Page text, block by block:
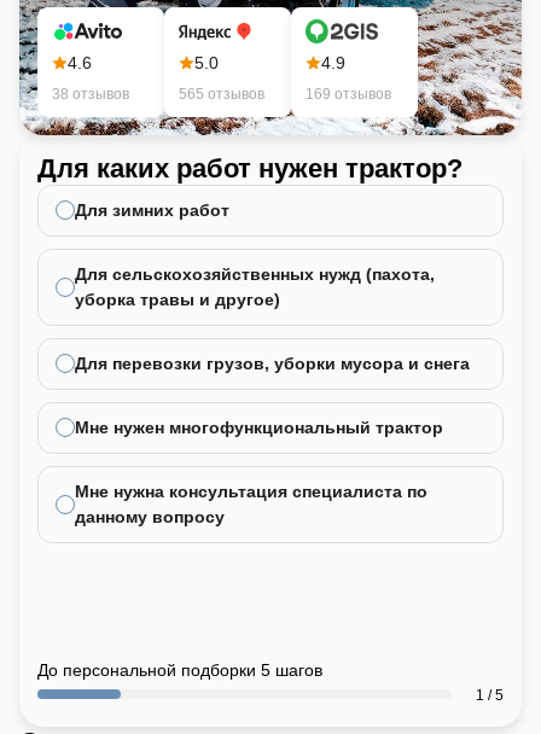
4.6
38 отзывов
5.0
565 отзывов
4.9
169 отзывов
Для каких работ нужен трактор?
Для зимних работ
Для сельскохозяйственных нужд (пахота,
уборка травы и другое)
Для перевозки грузов, уборки мусора и снега
Мне нужен многофункциональный трактор
Мне нужна консультация специалиста по
данному вопросу
До персональной подборки 5 шагов
1 / 5